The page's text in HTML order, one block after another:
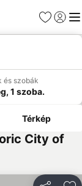
Kedvencek
és szobák
1 szoba.
Térkép
City of